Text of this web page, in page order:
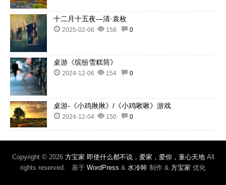
十二月十五夜—清·袁枚
2025-02-06 158 0
桌游《缤纷雪糕筒》
2024-12-06 154 0
桌游-《小鸡揪揪》/《小鸡啾啾》游戏
2024-12-04 150 0
Copyright © 2026 方宝家 即使什么都不说，爱家，爱你，童心天地 All
rights reserved. 基于 WordPress & 水冷眸 制作 & 方宝家 优化